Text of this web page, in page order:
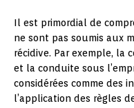
Il est primordial de
ne sont pas soumis aux
récidive. Par exemple, la
et la conduite sous
considérées comme des
l’application des règles